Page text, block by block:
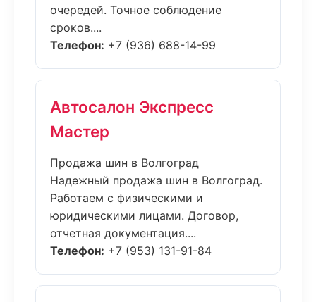
очередей. Точное соблюдение
сроков....
Телефон: +7 (936) 688-14-99
Автосалон Экспресс
Мастер
Продажа шин в Волгоград
Надежный продажа шин в Волгоград.
Работаем с физическими и
юридическими лицами. Договор,
отчетная документация....
Телефон: +7 (953) 131-91-84